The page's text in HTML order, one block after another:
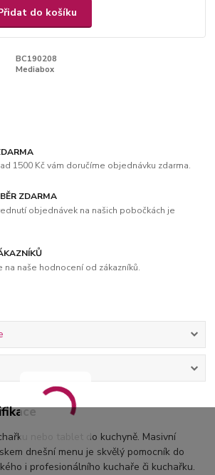
do košíku
BC190208
Mediabox
1500 Kč vám doručíme objednávku zdarma.
ZDARMA
objednávek na našich pobočkách je
na naše hodnocení od zákazníků.
nebo tablet do kuchyně. Masivní
dnešní menu je skvělý pomocník do
i profesionálního kuchaře či kuchařku.